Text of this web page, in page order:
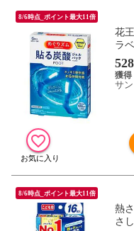
8/6時点_ポイント最大11倍
花
ラ
528
サ
8/6時点_ポイント最大11倍
熱
さ